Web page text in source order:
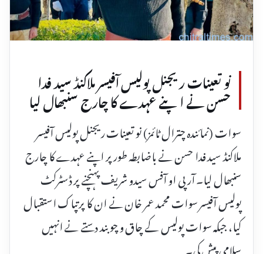
نو تعینات ریجنل پولیس آفیسر ملاکنڈ سید فدا
حسن نے اپنے عہدے کا چارج سنبھال لیا
سوات (نمائندہ چترال ٹائمز) نو تعینات ریجنل پولیس آفیسر
ملاکنڈ سید فدا حسن نے باضابطہ طور پر اپنے عہدے کا چارج
سنبھال لیا۔ آر پی او آفس سیدو شریف پہنچنے پر ڈسٹرکٹ
پولیس آفیسر سوات محمد عمر خان نے ان کا پرتپاک استقبال
کیا، جبکہ سوات پولیس کے چاق و چوبند دستے نے انہیں
سلامی پیش کی۔